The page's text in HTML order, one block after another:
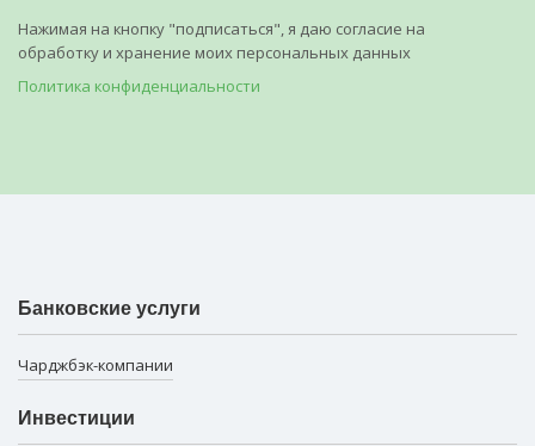
Нажимая на кнопку "подписаться", я даю согласие на
обработку и хранение моих персональных данных
Политика конфиденциальности
Банковские услуги
Чарджбэк-компании
Инвестиции